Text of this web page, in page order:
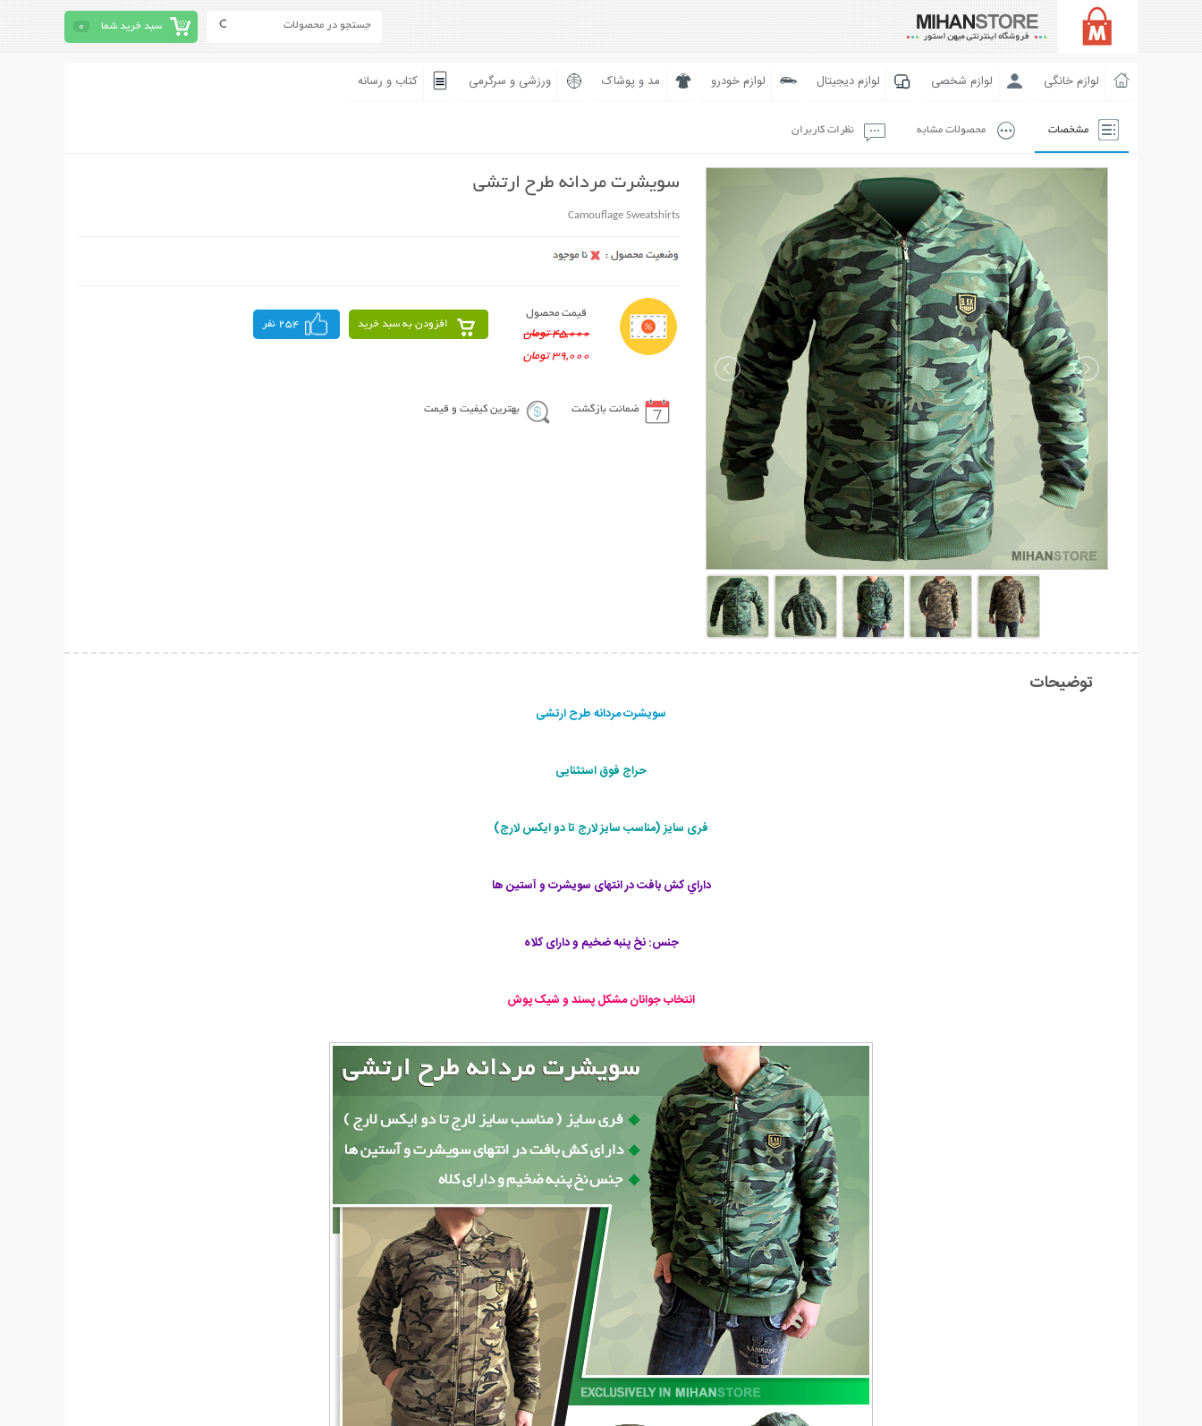
سبد خرید شما 0
لوازم خانگی لوازم شخصی لوازم دیجیتال لوازم خودرو مد و پوشاک ورزشی و سرگرمی کتاب و رسانه
مشخصات محصولات مشابه نظرات کاربران
سویشرت مردانه طرح ارتشی
Camouflage Sweatshirts
قیمت محصول
45,000 تومان
39,000 تومان
افزودن به سبد خرید 254 نفر
ضمانت بازگشت بهترین کیفیت و قیمت
توضیحات
سویشرت مردانه طرح ارتشی
حراج فوق استثنایی
فری سايز (مناسب سايز لارج تا دو ايکس لارج)
داراي کش بافت در انتهای سويشرت و آستين ها
جنس: نخ پنبه ضخيم و دارای کلاه
انتخاب جوانان مشکل پسند و شیک پوش